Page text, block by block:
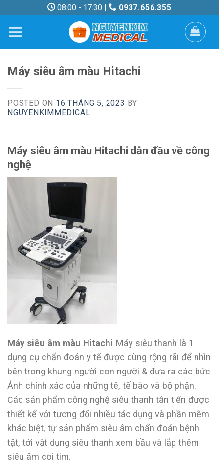
content
08:00 - 17:30 | 0937.656.355
Máy siêu âm màu Hitachi
POSTED ON 16 THÁNG 5, 2023 BY
NGUYENKIMMEDICAL
Máy siêu âm màu Hitachi dẫn đầu về công
nghệ
Máy siêu âm màu Hitachi Máy siêu thanh là 1
dụng cụ chẩn đoán y tế được dùng rộng rãi để nhìn
bên trong khung người con người & đưa ra các bức
Ảnh chính xác của những tê, tế bào và bộ phận.
Các sản phẩm công nghệ siêu thanh tân tiến được
thiết kế với tương đối nhiều tác dụng và phần mềm
khác biệt, tự sản phẩm siêu âm chẩn đoán bệnh
tật, tới vật dụng siêu thanh xem bầu và lắp thêm
siêu âm coi tim.